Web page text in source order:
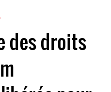
des droits